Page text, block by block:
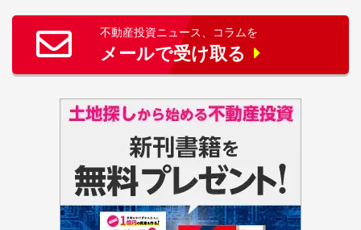
不動産投資ニュース、コラムを
メールで受け取る